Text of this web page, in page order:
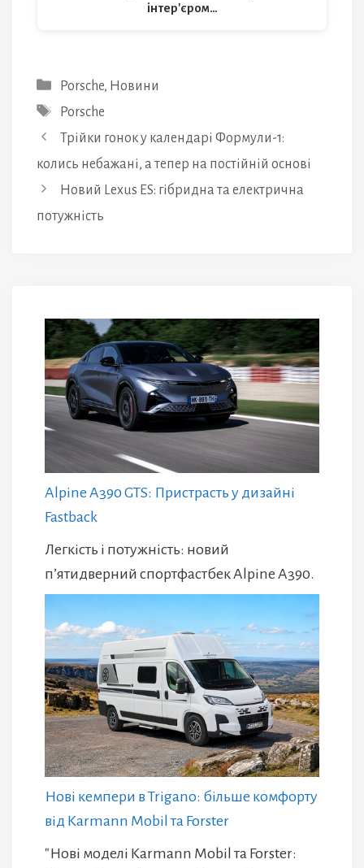
інтер'єром…
Категорії
Porsche, Новини
Позначки
Porsche
Трійки гонок у календарі Формули-1:
колись небажані, а тепер на постійній основі
Новий Lexus ES: гібридна та електрична
потужність
Alpine A390 GTS: Пристрасть у дизайні
Fastback
Легкість і потужність: новий
п’ятидверний спортфастбек Alpine A390.
Нові кемпери в Trigano: більше комфорту
від Karmann Mobil та Forster
"Нові моделі Karmann Mobil та Forster: